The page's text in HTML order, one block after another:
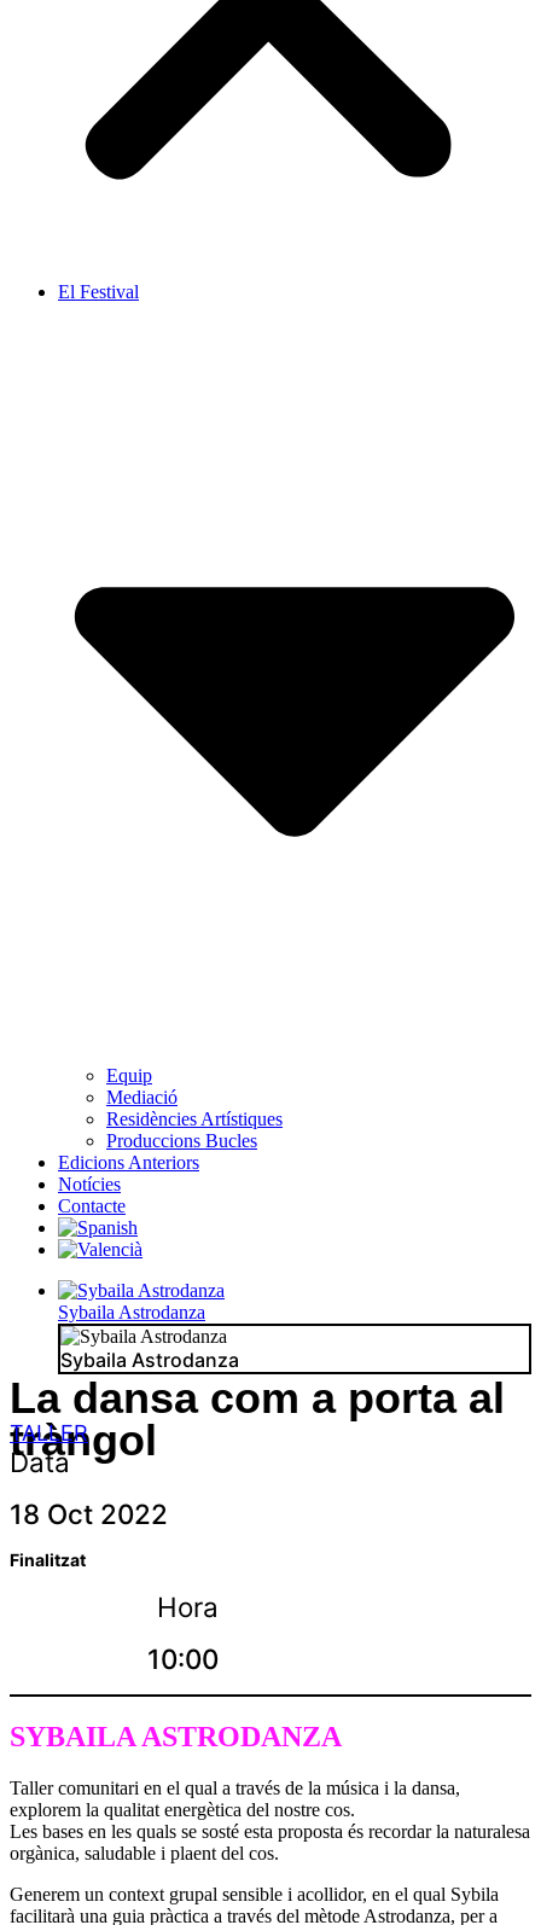
El Festival
Equip
Mediació
Residències Artístiques
Produccions Bucles
Edicions Anteriors
Notícies
Contacte
Sybaila Astrodanza
Sybaila Astrodanza
La dansa com a porta al
tràngol
TALLER
Data
18 Oct 2022
Finalitzat
Hora
10:00
SYBAILA ASTRODANZA
Taller comunitari en el qual a través de la música i la dansa,
explorem la qualitat energètica del nostre cos.
Les bases en les quals se sosté esta proposta és recordar la naturalesa
orgànica, saludable i plaent del cos.
Generem un context grupal sensible i acollidor, en el qual Sybila
facilitarà una guia pràctica a través del mètode Astrodanza, per a